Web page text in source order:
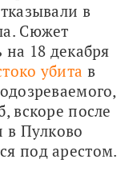
в
Сюжет
на 18 декабря
убита в
вскоре после
в Пулково
под арестом.